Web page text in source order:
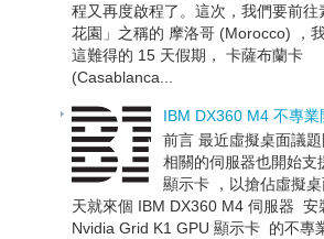
程又再度啟程了。這次，我們要前往
花園」之稱的 摩洛哥 (Morocco) ，
這難得的 15 天假期， 卡薩布蘭卡
(Casablanca...
IBM DX360 M4 不專業
前言 最近虛擬桌面議題
相關的伺服器也開始支
顯示卡 ，以搶佔虛擬
天就來個 IBM DX360 M4 伺服器 安
Nvidia Grid K1 GPU 顯示卡 的不專